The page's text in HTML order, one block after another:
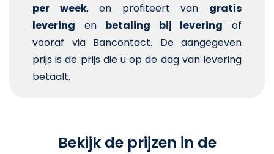
per week, en profiteert van gratis
levering en betaling bij levering of
vooraf via Bancontact. De aangegeven
prijs is de prijs die u op de dag van levering
betaalt.
Bekijk de prijzen in de